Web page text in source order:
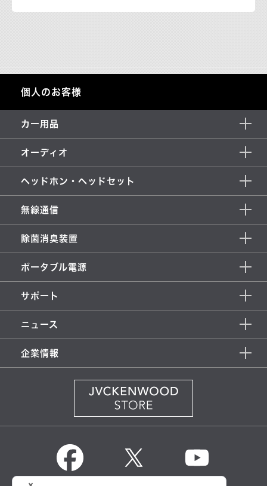
個人のお客様
カー用品
オーディオ
ヘッドホン・ヘッドセット
無線通信
除菌消臭装置
ポータブル電源
サポート
ニュース
企業情報